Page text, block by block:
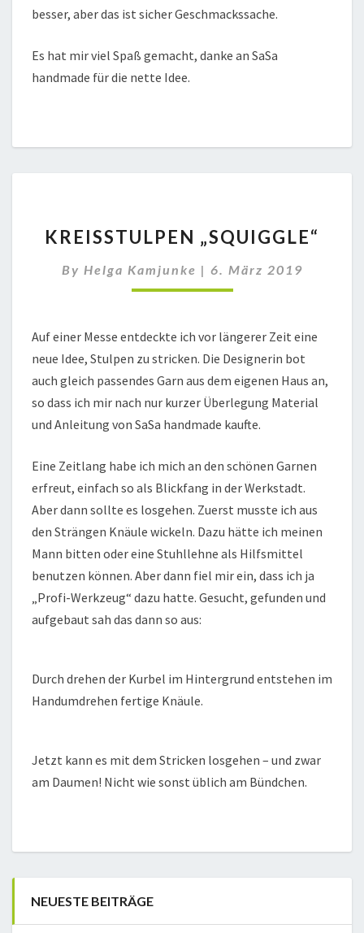
besser, aber das ist sicher Geschmackssache.
Es hat mir viel Spaß gemacht, danke an SaSa
handmade für die nette Idee.
„SQUIGGLE“
KREISSTULPEN „SQUIGGLE“
By Helga Kamjunke | 6. März 2019
Auf einer Messe entdeckte ich vor längerer Zeit eine
neue Idee, Stulpen zu stricken. Die Designerin bot
auch gleich passendes Garn aus dem eigenen Haus an,
so dass ich mir nach nur kurzer Überlegung Material
und Anleitung von SaSa handmade kaufte.
Eine Zeitlang habe ich mich an den schönen Garnen
erfreut, einfach so als Blickfang in der Werkstadt.
Aber dann sollte es losgehen. Zuerst musste ich aus
den Strängen Knäule wickeln. Dazu hätte ich meinen
Mann bitten oder eine Stuhllehne als Hilfsmittel
benutzen können. Aber dann fiel mir ein, dass ich ja
„Profi-Werkzeug“ dazu hatte. Gesucht, gefunden und
aufgebaut sah das dann so aus:
Durch drehen der Kurbel im Hintergrund entstehen im
Handumdrehen fertige Knäule.
Jetzt kann es mit dem Stricken losgehen – und zwar
am Daumen! Nicht wie sonst üblich am Bündchen.
NEUESTE BEITRÄGE